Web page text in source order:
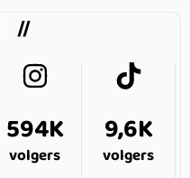
594K
volgers
9,6K
volgers